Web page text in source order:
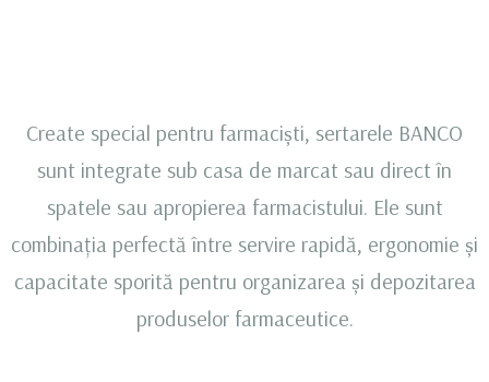
Create special pentru farmaciști, sertarele BANCO
sunt integrate sub casa de marcat sau direct în
spatele sau apropierea farmacistului. Ele sunt
combinația perfectă între servire rapidă, ergonomie și
capacitate sporită pentru organizarea și depozitarea
produselor farmaceutice.